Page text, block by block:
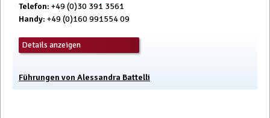
Telefon: +49 (0)30 391 3561
Handy: +49 (0)160 991554 09
Details anzeigen
Führungen von Alessandra Battelli